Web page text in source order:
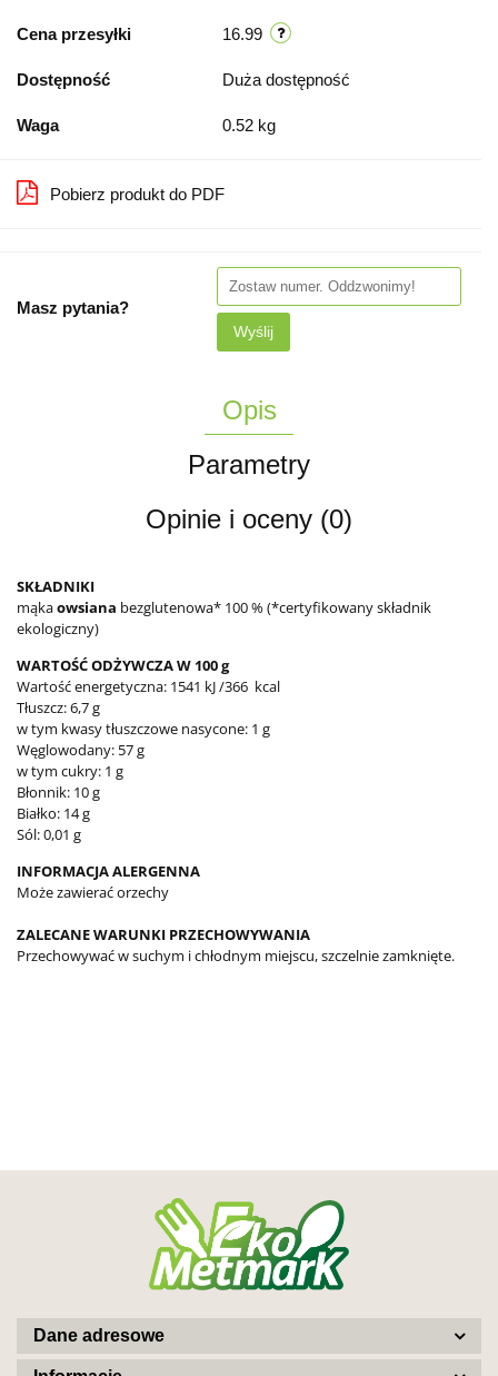
Cena przesyłki 16.99
Dostępność Duża dostępność
Waga 0.52 kg
Pobierz produkt do PDF
Masz pytania?
Wyślij
Opis
Parametry
Opinie i oceny (0)
SKŁADNIKI
mąkaowsiana bezglutenowa* 100 % (*certyfikowany składnik
ekologiczny)
WARTOŚĆ ODŻYWCZA W 100 g
Wartość energetyczna: 1541 kJ /366 kcal
Tłuszcz: 6,7 g
w tym kwasy tłuszczowe nasycone: 1 g
Węglowodany: 57 g
w tym cukry: 1 g
Błonnik: 10 g
Białko: 14 g
Sól: 0,01 g
INFORMACJA ALERGENNA
Może zawierać orzechy
ZALECANE WARUNKI PRZECHOWYWANIA
Przechowywać w suchym i chłodnym miejscu, szczelnie zamknięte.
Dane adresowe